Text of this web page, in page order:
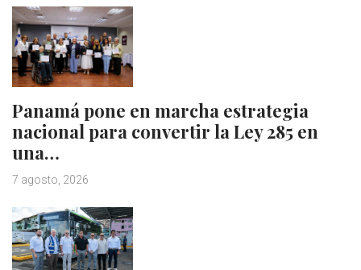
Panamá pone en marcha estrategia
nacional para convertir la Ley 285 en
una…
7 agosto, 2026